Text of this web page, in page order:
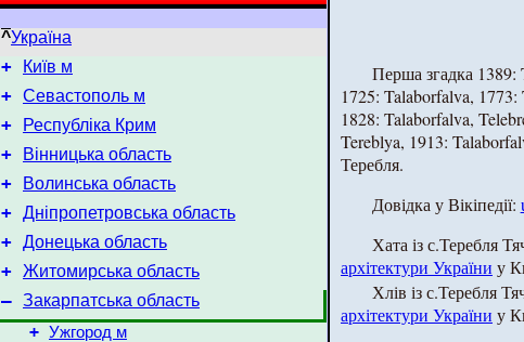
^Україна
+ Київ м
+ Севастополь м
+ Республіка Крим
+ Вінницька область
+ Волинська область
+ Дніпропетровська область
+ Донецька область
+ Житомирська область
– Закарпатська область
+ Ужгород м
Перша згадка 1389:
1725: Talaborfalva,
1828: Talaborfalva,
Tereblya, 1913:
Теребля.
Довідка у Вікіпедії:
Хата із с.Теребля
архітектури України у
Хлів із с.Теребля
архітектури України у